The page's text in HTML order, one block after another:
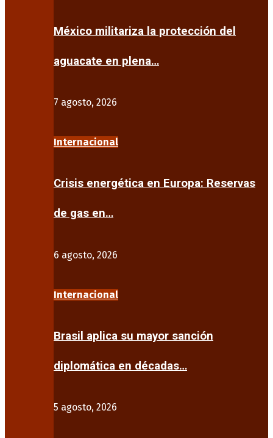
México militariza la protección del
aguacate en plena…
7 agosto, 2026
Internacional
Crisis energética en Europa: Reservas
de gas en…
6 agosto, 2026
Internacional
Brasil aplica su mayor sanción
diplomática en décadas…
5 agosto, 2026